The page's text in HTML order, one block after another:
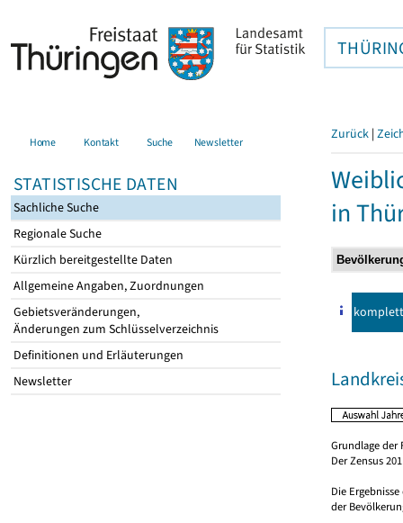
Home Kontakt Suche Newsletter
STATISTISCHE DATEN
Sachliche Suche
Regionale Suche
Kürzlich bereitgestellte Daten
Allgemeine Angaben, Zuordnungen
Gebietsveränderungen,
Änderungen zum Schlüsselverzeichnis
Definitionen und Erläuterungen
Newsletter
Zurück |
in
komplett
Grundlage der
Der Zensus
Die
der